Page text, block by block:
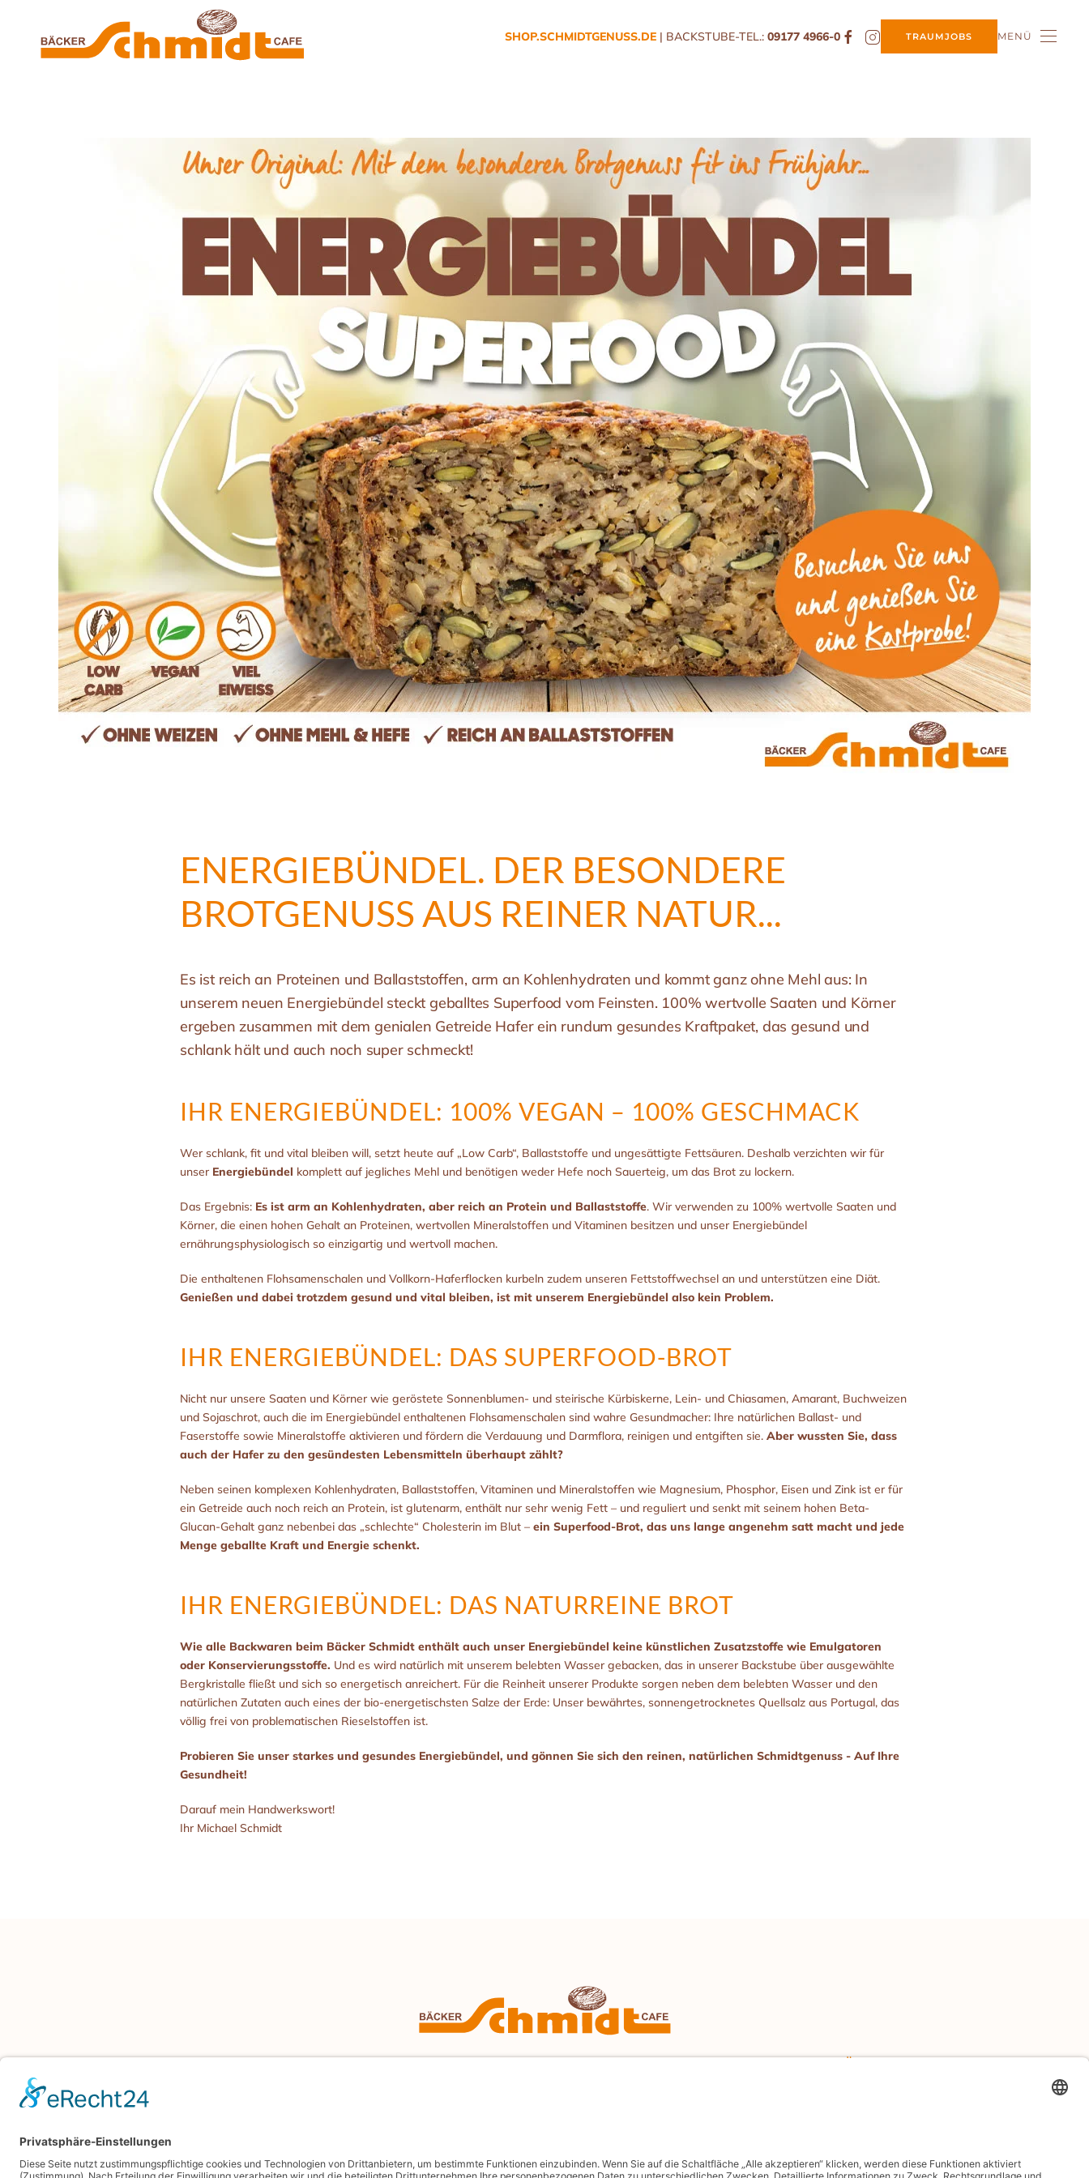
Zum Hauptinhalt springen
SHOP.SCHMIDTGENUSS.DE | BACKSTUBE-TEL.: 09177 4966-0 TRAUMJOBS MENÜ
ENERGIEBÜNDEL. DER BESONDERE
BROTGENUSS AUS REINER NATUR...
Es ist reich an Proteinen und Ballaststoffen, arm an Kohlenhydraten und kommt ganz ohne Mehl aus: In
unserem neuen Energiebündel steckt geballtes Superfood vom Feinsten. 100% wertvolle Saaten und Körner
ergeben zusammen mit dem genialen Getreide Hafer ein rundum gesundes Kraftpaket, das gesund und
schlank hält und auch noch super schmeckt!
IHR ENERGIEBÜNDEL: 100% VEGAN – 100% GESCHMACK
Wer schlank, fit und vital bleiben will, setzt heute auf „Low Carb“, Ballaststoffe und ungesättigte Fettsäuren. Deshalb verzichten wir für
unser Energiebündel komplett auf jegliches Mehl und benötigen weder Hefe noch Sauerteig, um das Brot zu lockern.
Das Ergebnis: Es ist arm an Kohlenhydraten, aber reich an Protein und Ballaststoffe. Wir verwenden zu 100% wertvolle Saaten und
Körner, die einen hohen Gehalt an Proteinen, wertvollen Mineralstoffen und Vitaminen besitzen und unser Energiebündel
ernährungsphysiologisch so einzigartig und wertvoll machen.
Die enthaltenen Flohsamenschalen und Vollkorn-Haferflocken kurbeln zudem unseren Fettstoffwechsel an und unterstützen eine Diät.
Genießen und dabei trotzdem gesund und vital bleiben, ist mit unserem Energiebündel also kein Problem.
IHR ENERGIEBÜNDEL: DAS SUPERFOOD-BROT
Nicht nur unsere Saaten und Körner wie geröstete Sonnenblumen- und steirische Kürbiskerne, Lein- und Chiasamen, Amarant, Buchweizen
und Sojaschrot, auch die im Energiebündel enthaltenen Flohsamenschalen sind wahre Gesundmacher: Ihre natürlichen Ballast- und
Faserstoffe sowie Mineralstoffe aktivieren und fördern die Verdauung und Darmflora, reinigen und entgiften sie. Aber wussten Sie, dass
auch der Hafer zu den gesündesten Lebensmitteln überhaupt zählt?
Neben seinen komplexen Kohlenhydraten, Ballaststoffen, Vitaminen und Mineralstoffen wie Magnesium, Phosphor, Eisen und Zink ist er für
ein Getreide auch noch reich an Protein, ist glutenarm, enthält nur sehr wenig Fett – und reguliert und senkt mit seinem hohen Beta-
Glucan-Gehalt ganz nebenbei das „schlechte“ Cholesterin im Blut – ein Superfood-Brot, das uns lange angenehm satt macht und jede
Menge geballte Kraft und Energie schenkt.
IHR ENERGIEBÜNDEL: DAS NATURREINE BROT
Wie alle Backwaren beim Bäcker Schmidt enthält auch unser Energiebündel keine künstlichen Zusatzstoffe wie Emulgatoren
oder Konservierungsstoffe. Und es wird natürlich mit unserem belebten Wasser gebacken, das in unserer Backstube über ausgewählte
Bergkristalle fließt und sich so energetisch anreichert. Für die Reinheit unserer Produkte sorgen neben dem belebten Wasser und den
natürlichen Zutaten auch eines der bio-energetischsten Salze der Erde: Unser bewährtes, sonnengetrocknetes Quellsalz aus Portugal, das
völlig frei von problematischen Rieselstoffen ist.
Probieren Sie unser starkes und gesundes Energiebündel, und gönnen Sie sich den reinen, natürlichen Schmidtgenuss - Auf Ihre
Gesundheit!
Darauf mein Handwerkswort!
Ihr Michael Schmidt
ANSCHRIFT KONTAKT BÜROZEITEN